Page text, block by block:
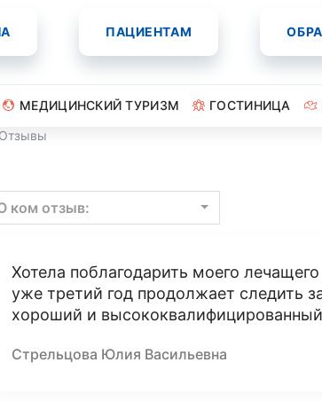
ПАЦИЕНТАМ
МЕДИЦИНСКИЙ ТУРИЗМ ГОСТИНИЦА
Отзывы
ком отзыв:
Хотела поблагодарить моего лечащего
уже третий год продолжает следить
хороший и
Стрельцова Юлия Васильевна